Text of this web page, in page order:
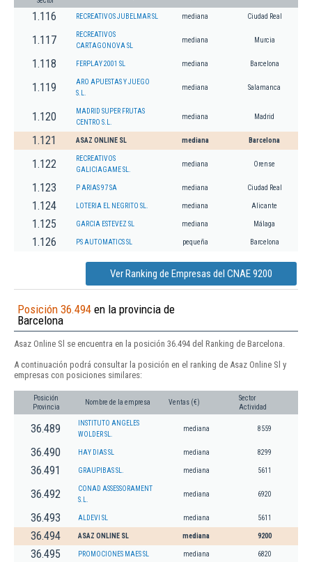
1.116 RECREATIVOS JUBELMAR SL mediana Ciudad Real
1.117
RECREATIVOS
CARTAGONOVA SL
mediana Murcia
1.118 FERPLAY 2001 SL mediana Barcelona
1.119
ARO APUESTAS Y JUEGO
S.L.
mediana Salamanca
1.120
MADRID SUPER FRUTAS
CENTRO S.L.
mediana Madrid
1.121 ASAZ ONLINE SL mediana Barcelona
1.122
RECREATIVOS
GALICIAGAME SL.
mediana Orense
1.123 P ARIAS 97 SA mediana Ciudad Real
1.124 LOTERIA EL NEGRITO SL. mediana Alicante
1.125 GARCIA ESTEVEZ SL mediana Málaga
1.126 PS AUTOMATICS SL pequeña Barcelona
Ver Ranking de Empresas del CNAE 9200
Posición 36.494 en la provincia de
Barcelona
Asaz Online Sl se encuentra en la posición 36.494 del Ranking de Barcelona.
A continuación podrá consultar la posición en el ranking de Asaz Online Sl y
empresas con posiciones similares:
Posición
Provincia
Nombre de la empresa Ventas (€)
Sector
Actividad
36.489
INSTITUTO ANGELES
WOLDER SL.
mediana 8559
36.490 HAY DIAS SL mediana 8299
36.491 GRAUPIBAS SL. mediana 5611
36.492
CONAD ASSESSORAMENT
S.L.
mediana 6920
36.493 ALDEVI SL mediana 5611
36.494 ASAZ ONLINE SL mediana 9200
36.495 PROMOCIONES MAES SL mediana 6820